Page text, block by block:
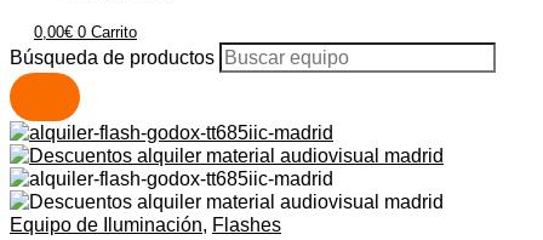
0,00€ 0 Carrito
Búsqueda de productos
Equipo de Iluminación, Flashes